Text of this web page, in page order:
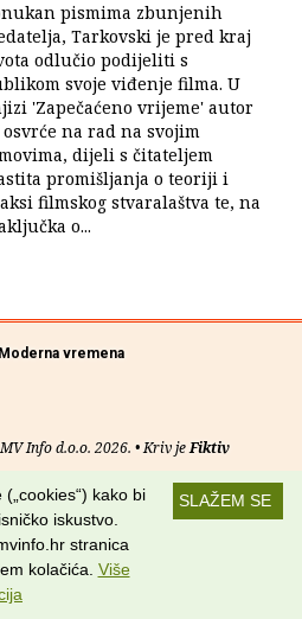
pismima zbunjenih
Tarkovski je pred kraj
odlučio podijeliti s
svoje viđenje filma. U
'Zapečaćeno vrijeme' autor
osvrće na rad na svojim
dijeli s čitateljem
promišljanja o teoriji i
filmskog stvaralaštva te, na
o...
Moderna vremena
Info d.o.o. 2026. • Kriv jeFiktiv
Uvjeti korištenja•RSS kanali
nas na:
SLAŽEM SE
kako bi
iskustvo.
stranica
kolačića. Više